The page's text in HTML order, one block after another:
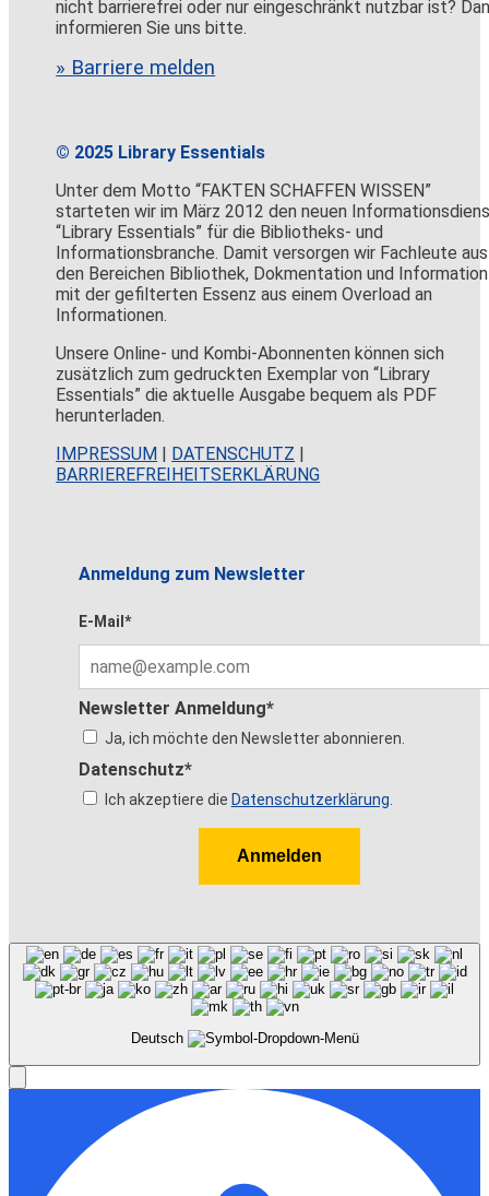
nicht barrierefrei oder nur eingeschränkt nutzbar ist?
informieren Sie uns bitte.
» Barriere melden
© 2025 Library Essentials
Unter dem Motto “FAKTEN SCHAFFEN WISSEN”
starteten wir im März 2012 den neuen
“Library Essentials” für die Bibliotheks- und
Informationsbranche. Damit versorgen wir Fachleute aus
den Bereichen Bibliothek, Dokmentation und Information
mit der gefilterten Essenz aus einem Overload an
Informationen.
Unsere Online- und Kombi-Abonnenten können sich
zusätzlich zum gedruckten Exemplar von “Library
Essentials” die aktuelle Ausgabe bequem als PDF
herunterladen.
IMPRESSUM
DATENSCHUTZ
BARRIEREFREIHEITSERKLÄRUNG
Anmeldung zum Newsletter
E-Mail*
Newsletter Anmeldung*
Ja, ich möchte den Newsletter abonnieren.
Datenschutz*
Ich akzeptiere die Datenschutzerklärung.
Anmelden
Deutsch